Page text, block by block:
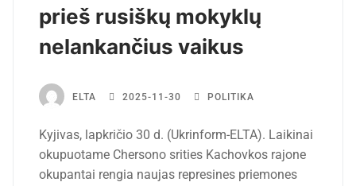
prieš rusiškų mokyklų
nelankančius vaikus
ELTA 2025-11-30 POLITIKA
Kyjivas, lapkričio 30 d. (Ukrinform-ELTA). Laikinai
okupuotame Chersono srities Kachovkos rajone
okupantai rengia naujas represines priemones